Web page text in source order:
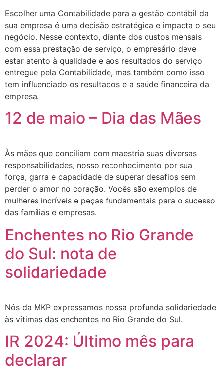
Escolher uma Contabilidade para a gestão contábil da
sua empresa é uma decisão estratégica e impacta o seu
negócio. Nesse contexto, diante dos custos mensais
com essa prestação de serviço, o empresário deve
estar atento à qualidade e aos resultados do serviço
entregue pela Contabilidade, mas também como isso
tem influenciado os resultados e a saúde financeira da
empresa.
12 de maio – Dia das Mães
Às mães que conciliam com maestria suas diversas
responsabilidades, nosso reconhecimento por sua
força, garra e capacidade de superar desafios sem
perder o amor no coração. Vocês são exemplos de
mulheres incríveis e peças fundamentais para o sucesso
das famílias e empresas.
Enchentes no Rio Grande
do Sul: nota de
solidariedade
Nós da MKP expressamos nossa profunda solidariedade
às vítimas das enchentes no Rio Grande do Sul.
IR 2024: Último mês para
declarar